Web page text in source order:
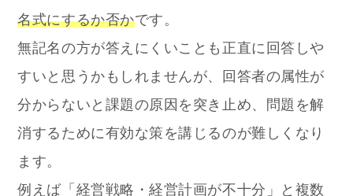
名式にするか否かです。
無記名の方が答えにくいことも正直に回答しや
すいと思うかもしれませんが、回答者の属性が
分からないと課題の原因を突き止め、問題を解
消するために有効な策を講じるのが難しくなり
ます。
例えば「経営戦略・経営計画が不十分」と複数